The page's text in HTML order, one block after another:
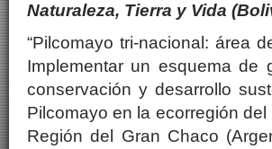
Naturaleza, Tierra y Vida
“Pilcomayo tri-nacional: área
Implementar un esquema de
conservación y desarrollo
Pilcomayo en la ecorregión
Región del Gran Chaco